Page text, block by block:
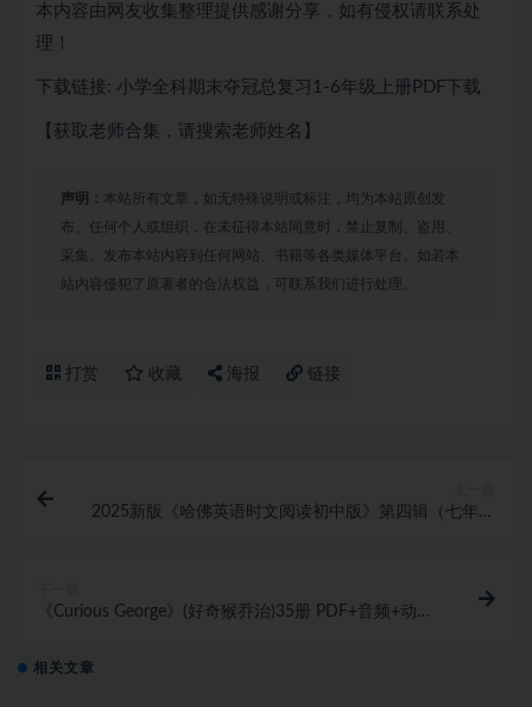
本内容由网友收集整理提供感谢分享，如有侵权请联系处
理！
下载链接: 小学全科期末夺冠总复习1-6年级上册PDF下载
【获取老师合集，请搜索老师姓名】
声明： 本站所有文章，如无特殊说明或标注，均为本站原创发
布。任何个人或组织，在未征得本站同意时，禁止复制、盗用、
采集、发布本站内容到任何网站、书籍等各类媒体平台。如若本
站内容侵犯了原著者的合法权益，可联系我们进行处理。
打赏 收藏 海报 链接
2025新版《哈佛英语时文阅读初中版》第四辑（七年级
《Curious George》(好奇猴乔治)35册 PDF+音频+动画
相关文章